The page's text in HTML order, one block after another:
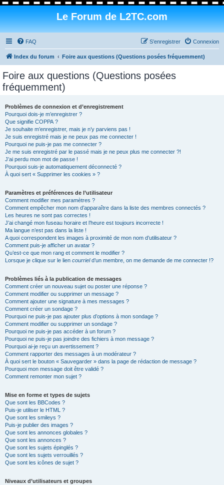
Le Forum de L2TC.com
FAQ Connexion
S’enregistrer
Index du forum Foire aux questions (Questions posées fréquemment)
Foire aux questions (Questions posées
fréquemment)
Problèmes de connexion et d’enregistrement
Pourquoi dois-je m’enregistrer ?
Que signifie COPPA ?
Je souhaite m’enregistrer, mais je n’y parviens pas !
Je suis enregistré mais je ne peux pas me connecter !
Pourquoi ne puis-je pas me connecter ?
Je me suis enregistré par le passé mais je ne peux plus me connecter ?!
J’ai perdu mon mot de passe !
Pourquoi suis-je automatiquement déconnecté ?
À quoi sert « Supprimer les cookies » ?
Paramètres et préférences de l’utilisateur
Comment modifier mes paramètres ?
Comment empêcher mon nom d’apparaître dans la liste des membres connectés ?
Les heures ne sont pas correctes !
J’ai changé mon fuseau horaire et l’heure est toujours incorrecte !
Ma langue n’est pas dans la liste !
A quoi correspondent les images à proximité de mon nom d’utilisateur ?
Comment puis-je afficher un avatar ?
Qu’est-ce que mon rang et comment le modifier ?
Lorsque je clique sur le lien courrield’un membre, on me demande de me connecter !?
Problèmes liés à la publication de messages
Comment créer un nouveau sujet ou poster une réponse ?
Comment modifier ou supprimer un message ?
Comment ajouter une signature à mes messages ?
Comment créer un sondage ?
Pourquoi ne puis-je pas ajouter plus d’options à mon sondage ?
Comment modifier ou supprimer un sondage ?
Pourquoi ne puis-je pas accéder à un forum ?
Pourquoi ne puis-je pas joindre des fichiers à mon message ?
Pourquoi ai-je reçu un avertissement ?
Comment rapporter des messages à un modérateur ?
À quoi sert le bouton « Sauvegarder » dans la page de rédaction de message ?
Pourquoi mon message doit être validé ?
Comment remonter mon sujet ?
Mise en forme et types de sujets
Que sont les BBCodes ?
Puis-je utiliser le HTML ?
Que sont les smileys ?
Puis-je publier des images ?
Que sont les annonces globales ?
Que sont les annonces ?
Que sont les sujets épinglés ?
Que sont les sujets verrouillés ?
Que sont les icônes de sujet ?
Niveaux d’utilisateurs et groupes